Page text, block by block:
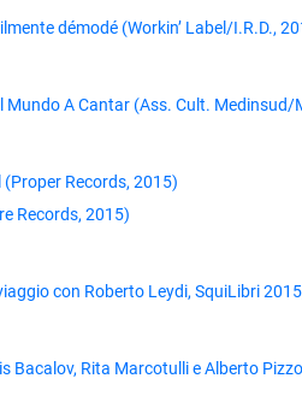
démodé (Workin’ Label/I.R.D.,
Mundo A Cantar (Ass. Cult. Medinsud/
Records, 2015)
Records, 2015)
con Roberto Leydi, SquiLibri
Bacalov, Rita Marcotulli e Alberto